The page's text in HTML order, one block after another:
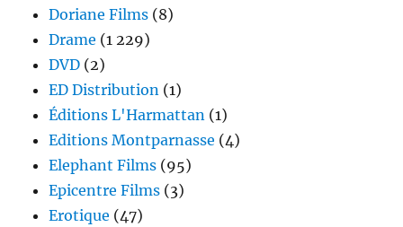
Doriane Films (8)
Drame (1 229)
DVD (2)
ED Distribution (1)
Éditions L'Harmattan (1)
Editions Montparnasse (4)
Elephant Films (95)
Epicentre Films (3)
Erotique (47)